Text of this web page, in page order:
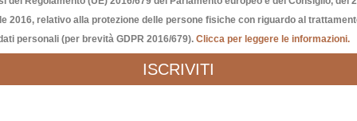
2016, relativo alla protezione delle persone fisiche con riguardo al
personali (per brevità GDPR 2016/679). Clicca per leggere le informazioni.
ISCRIVITI